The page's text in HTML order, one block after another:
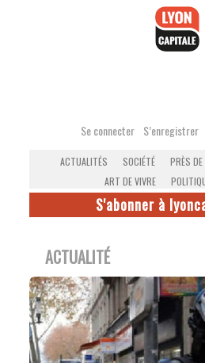
Se connecter S’enregistrer
ACTUALITÉS SOCIÉTÉ PRÈS
ART DE VIVRE
S'abonner à
ACTUALITÉ